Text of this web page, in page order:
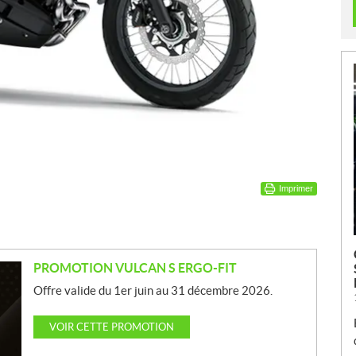
Imprimer
PROMOTION VULCAN S ERGO-FIT
Offre valide du 1er juin au 31 décembre 2026.
VOIR CETTE PROMOTION
L
S